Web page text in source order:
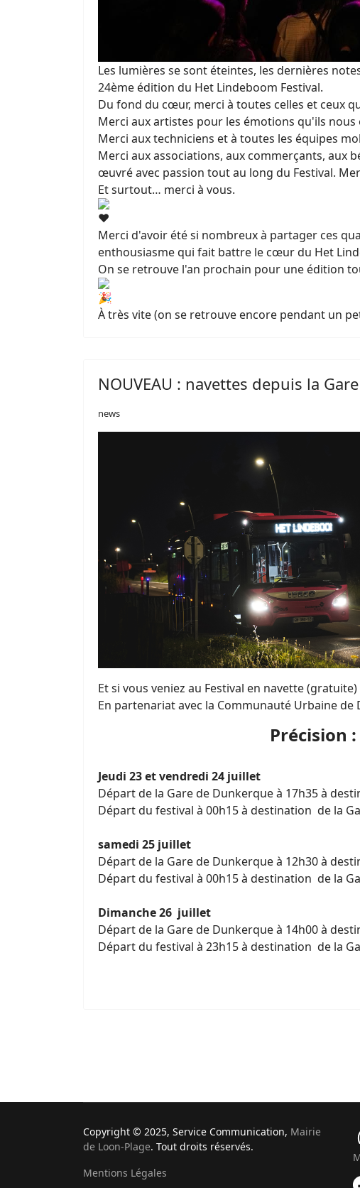
Les lumières se sont éteintes, les dernières
24ème édition du Het Lindeboom Festival.
Du fond du cœur, merci à toutes celles et ceux
Merci aux artistes pour les émotions qu'ils
Merci aux techniciens et à toutes les équipes
Merci aux associations, aux commerçants, aux
œuvré avec passion tout au long du Festival.
Et surtout… merci à vous.
Merci d'avoir été si nombreux à partager ces
enthousiasme qui fait battre le cœur du Het
On se retrouve l'an prochain pour une édition
À très vite (on se retrouve encore pendant un
NOUVEAU : navettes depuis la
news
Et si vous veniez au Festival en navette
En partenariat avec la Communauté Urbaine
Précision
Jeudi 23 etvendredi 24 juillet
Départ de la Gare de Dunkerque à 17h35 à
Départ du festival à 00h15 à destination de la
samedi 25 juillet
Départ de la Gare de Dunkerque à 12h30 à
Départ du festival à 00h15 à destination de la
Dimanche26 juillet
Départ de la Gare de Dunkerque à 14h00 à
Départ du festival à 23h15 à destination de la
Copyright © 2025, Service Communication, Mairie
de Loon-Plage. Tout droits réservés.
Mentions Légales